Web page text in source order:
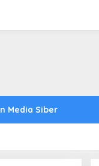
Media Siber